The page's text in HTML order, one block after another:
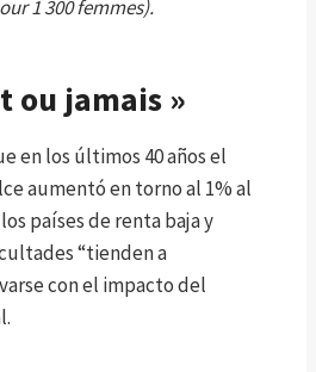
1 300 femmes).
ou jamais »
en los últimos 40 años el
aumentó en torno al 1% al
países de renta baja y
“tienden a
con el impacto del